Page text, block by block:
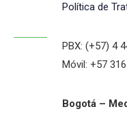
Política de
PBX: (+57) 4
Móvil: +57
Bogotá –